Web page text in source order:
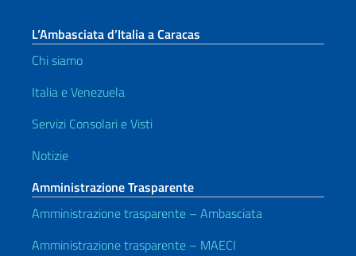
L’Ambasciata d’Italia a Caracas
Chi siamo
Italia e Venezuela
Servizi Consolari e Visti
Notizie
Amministrazione Trasparente
Amministrazione trasparente – Ambasciata
Amministrazione trasparente – MAECI